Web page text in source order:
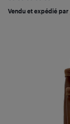
Vendu et expédié par